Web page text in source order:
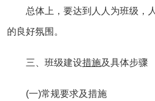
总体上，要达到人人为班级，
的良好氛围。
三、班级建设措施及具体步骤
(一)常规要求及措施